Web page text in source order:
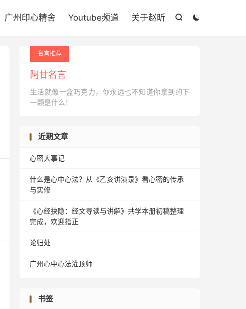


广州印心精舍 Youtube频道 关于赵昕
名言推荐
阿甘名言
生活就像一盒巧克力，你永远也不知道你拿到的下
一颗是什么！
近期文章
心密大事记
什么是心中心法？从《乙亥讲演录》看心密的传承
与实修
《心经抉隐：经文导读与讲解》共学本册初稿整理
完成，欢迎指正
论归处
广州心中心法灌顶师
书签